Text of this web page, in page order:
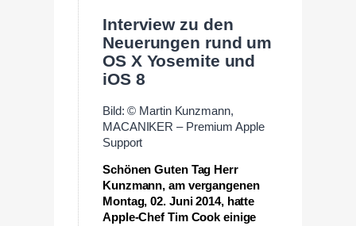
Interview zu den
Neuerungen rund um
OS X Yosemite und
iOS 8
Bild: © Martin Kunzmann,
MACANIKER – Premium Apple
Support
Schönen Guten Tag Herr
Kunzmann, am vergangenen
Montag, 02. Juni 2014, hatte
Apple-Chef Tim Cook einige